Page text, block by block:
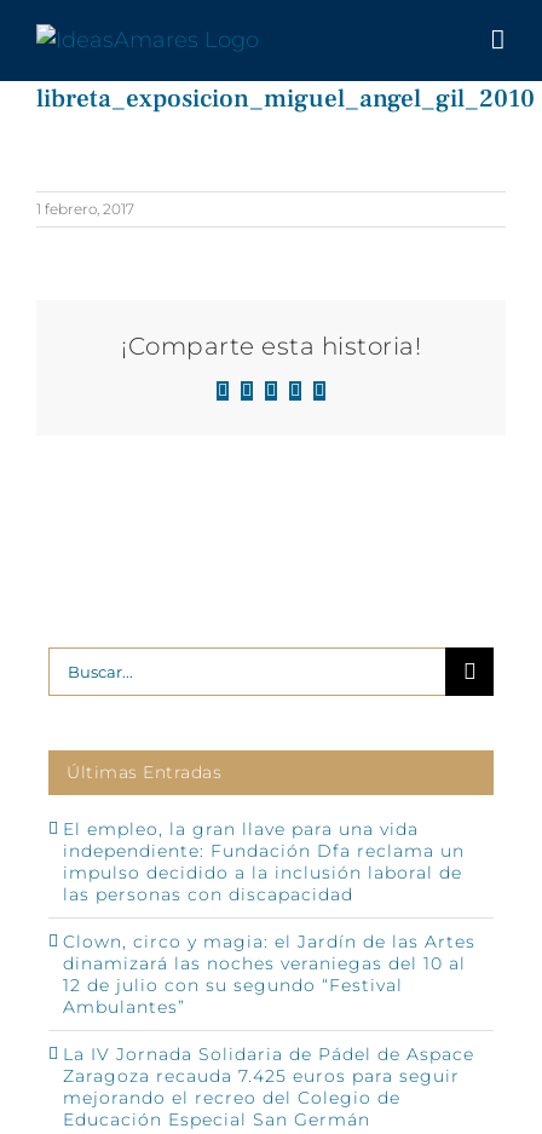
contenido
libreta_exposicion_miguel_angel_gil_2010
1 febrero, 2017
¡Comparte esta historia!
Facebook
X LinkedIn
WhatsApp
Correo
Buscar:
Últimas Entradas
El empleo, la gran llave para una vida
independiente: Fundación Dfa reclama un
impulso decidido a la inclusión laboral de
las personas con discapacidad
Clown, circo y magia: el Jardín de las Artes
dinamizará las noches veraniegas del 10 al
12 de julio con su segundo “Festival
Ambulantes”
La IV Jornada Solidaria de Pádel de Aspace
Zaragoza recauda 7.425 euros para seguir
mejorando el recreo del Colegio de
Educación Especial San Germán